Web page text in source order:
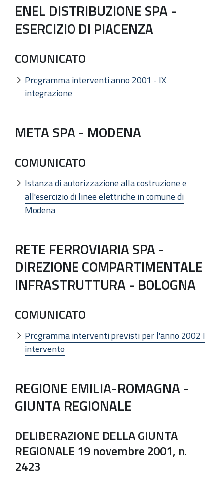
ENEL DISTRIBUZIONE SPA -
ESERCIZIO DI PIACENZA
COMUNICATO
Programma interventi anno 2001 - IX
integrazione
META SPA - MODENA
COMUNICATO
Istanza di autorizzazione alla costruzione e
all'esercizio di linee elettriche in comune di
Modena
RETE FERROVIARIA SPA -
DIREZIONE COMPARTIMENTALE
INFRASTRUTTURA - BOLOGNA
COMUNICATO
Programma interventi previsti per l'anno 2002 I
intervento
REGIONE EMILIA-ROMAGNA -
GIUNTA REGIONALE
DELIBERAZIONE DELLA GIUNTA
REGIONALE 19 novembre 2001, n.
2423